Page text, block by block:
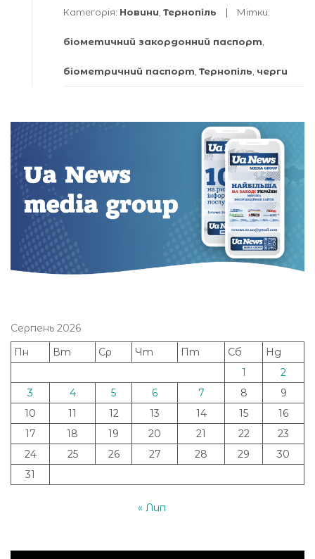
Категорія: Новини Тернопіль Мітки:
біометичний закордонний паспорт
біометричний паспорт Тернопіль черги
Серпень 2026
Пн
Вт Ср Чт Пт Сб
Нд
1
2
3
4 5 6 7 8
9
10
11 12 13 14 15
16
17
18 19 20 21 22
23
24
25 26 27 28 29
30
31
« Лип